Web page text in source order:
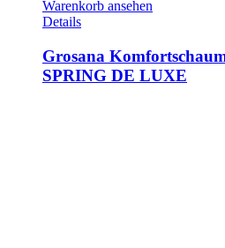
Warenkorb ansehen
Details
Grosana
SPRING DE LUXE